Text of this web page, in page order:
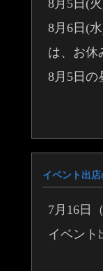
8月5日(
8月6日(
は、お休
8月5日の
イベント出
7月16日
イベント